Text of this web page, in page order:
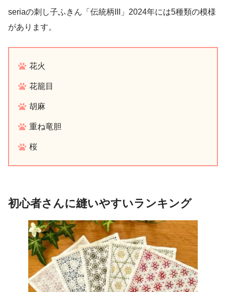
seriaの刺し子ふきん「伝統柄III」2024年には5種類の模様
があります。
花火
花籠目
胡麻
重ね竜胆
桜
初心者さんに縫いやすいランキング